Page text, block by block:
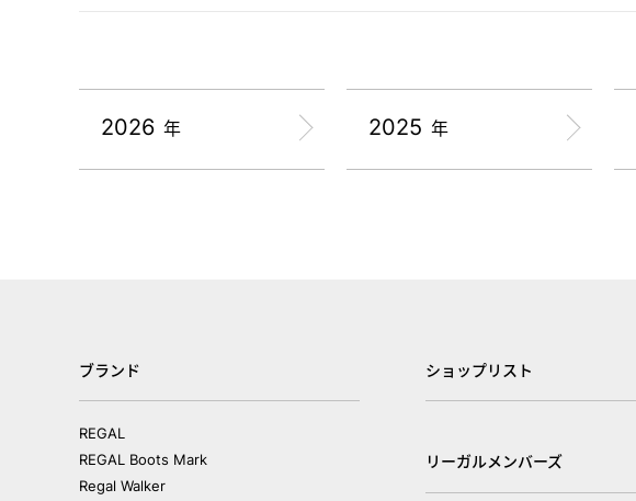
2026 年 2025 年
ブランド
REGAL
REGAL Boots Mark
Regal Walker
ショップリスト
リーガルメンバーズ